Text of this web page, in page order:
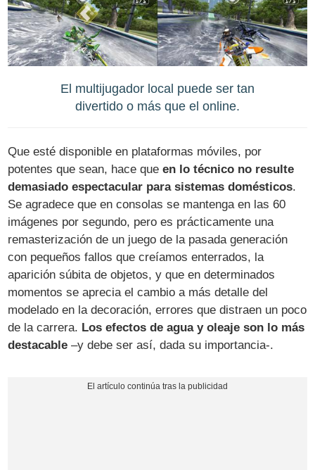
El multijugador local puede ser tan
divertido o más que el online.
Que esté disponible en plataformas móviles, por
potentes que sean, hace queen lo técnico no resulte
demasiado espectacular para sistemas domésticos.
Se agradece que en consolas se mantenga en las 60
imágenes por segundo, pero es prácticamente una
remasterización de un juego de la pasada generación
con pequeños fallos que creíamos enterrados, la
aparición súbita de objetos, y que en determinados
momentos se aprecia el cambio a más detalle del
modelado en la decoración, errores que distraen un poco
de la carrera. Los efectos de agua y oleaje son lo más
destacable –y debe ser así, dada su importancia-.